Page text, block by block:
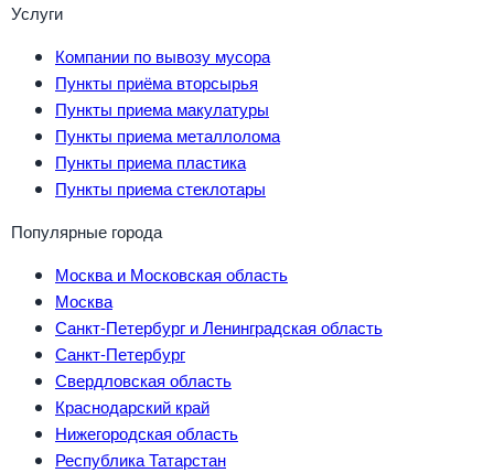
Услуги
Компании по вывозу мусора
Пункты приёма вторсырья
Пункты приема макулатуры
Пункты приема металлолома
Пункты приема пластика
Пункты приема стеклотары
Популярные города
Москва и Московская область
Москва
Санкт-Петербург и Ленинградская область
Санкт-Петербург
Свердловская область
Краснодарский край
Нижегородская область
Республика Татарстан